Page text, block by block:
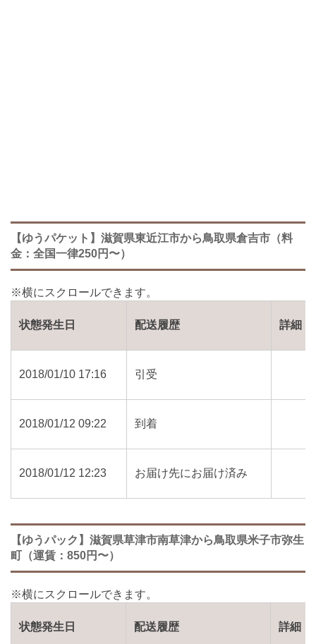
【ゆうパケット】滋賀県東近江市から鳥取県倉吉市（料
金：全国一律250円〜）
状態発生日 配送履歴 詳細
2018/01/10 17:16 引受
2018/01/12 09:22 到着
2018/01/12 12:23 お届け先にお届け済み
【ゆうパック】滋賀県草津市南草津から鳥取県米子市弥生
町（運賃：850円〜）
状態発生日 配送履歴 詳細